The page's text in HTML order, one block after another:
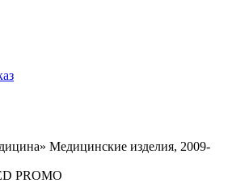
Медицинские изделия, 2009-
PROMO